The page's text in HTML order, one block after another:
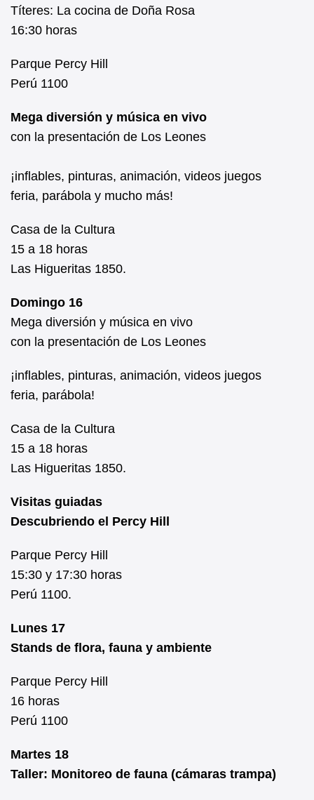
Títeres: La cocina de Doña Rosa
16:30 horas
Parque Percy Hill
Perú 1100
Mega diversión y música en vivo
con la presentación de Los Leones
¡inflables, pinturas, animación, videos juegos
feria, parábola y mucho más!
Casa de la Cultura
15 a 18 horas
Las Higueritas 1850.
Domingo 16
Mega diversión y música en vivo
con la presentación de Los Leones
¡inflables, pinturas, animación, videos juegos
feria, parábola!
Casa de la Cultura
15 a 18 horas
Las Higueritas 1850.
Visitas guiadas
Descubriendo el Percy Hill
Parque Percy Hill
15:30 y 17:30 horas
Perú 1100.
Lunes 17
Stands de flora, fauna y ambiente
Parque Percy Hill
16 horas
Perú 1100
Martes 18
Taller: Monitoreo de fauna (cámaras trampa)